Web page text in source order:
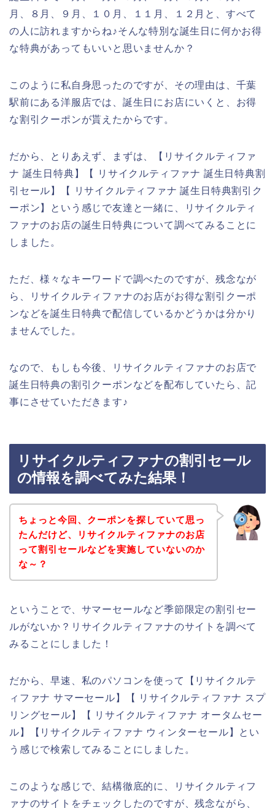
月、８月、９月、１０月、１１月、１２月と、すべて
の人に訪れますからね♪そんな特別な誕生日に何かお得
な特典があってもいいと思いませんか？
このように私自身思ったのですが、その理由は、千葉
駅前にある洋服店では、誕生日にお店にいくと、お得
な割引クーポンが貰えたからです。
だから、とりあえず、まずは、【リサイクルティファ
ナ 誕生日特典】【 リサイクルティファナ 誕生日特典割
引セール】【 リサイクルティファナ 誕生日特典割引ク
ーポン】という感じで友達と一緒に、リサイクルティ
ファナのお店の誕生日特典について調べてみることに
しました。
ただ、様々なキーワードで調べたのですが、残念なが
ら、リサイクルティファナのお店がお得な割引クーポ
ンなどを誕生日特典で配信しているかどうかは分かり
ませんでした。
なので、もしも今後、リサイクルティファナのお店で
誕生日特典の割引クーポンなどを配布していたら、記
事にさせていただきます♪
リサイクルティファナの割引セール
の情報を調べてみた結果！
ちょっと今回、クーポンを探していて思っ
たんだけど、リサイクルティファナのお店
って割引セールなどを実施していないのか
な～？
ということで、サマーセールなど季節限定の割引セー
ルがないか？リサイクルティファナのサイトを調べて
みることにしました！
だから、早速、私のパソコンを使って【リサイクルテ
ィファナ サマーセール】【 リサイクルティファナ スプ
リングセール】【 リサイクルティファナ オータムセー
ル】【リサイクルティファナ ウィンターセール】とい
う感じで検索してみることにしました。
このような感じで、結構徹底的に、リサイクルティフ
ァナのサイトをチェックしたのですが、残念ながら、